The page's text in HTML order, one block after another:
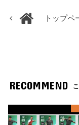
トップペ
RECOMMEND